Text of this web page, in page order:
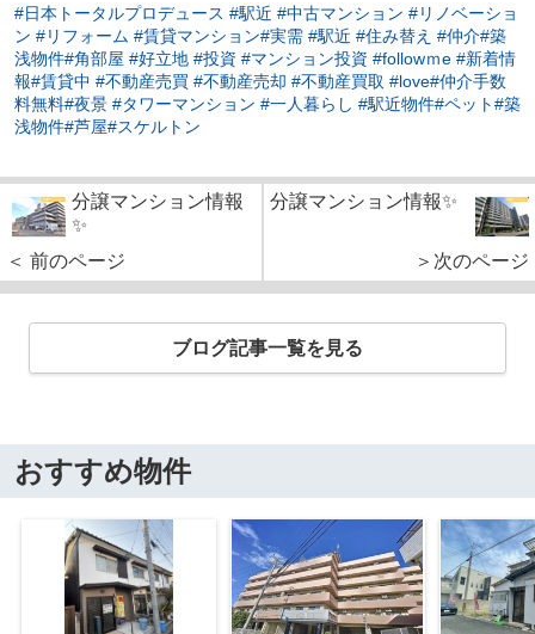
#日本トータルプロデュース #駅近 #中古マンション #リノベーショ
ン #リフォーム #賃貸マンション#実需 #駅近 #住み替え #仲介#築
浅物件#角部屋 #好立地 #投資 #マンション投資 #followｍe #新着情
報#賃貸中 #不動産売買 #不動産売却 #不動産買取 #love#仲介手数
料無料#夜景 #タワーマンション #一人暮らし #駅近物件#ペット#築
浅物件#芦屋#スケルトン
分譲マンション情報
✨
＜ 前のページ
分譲マンション情報✨
＞次のページ
ブログ記事一覧を見る
おすすめ物件